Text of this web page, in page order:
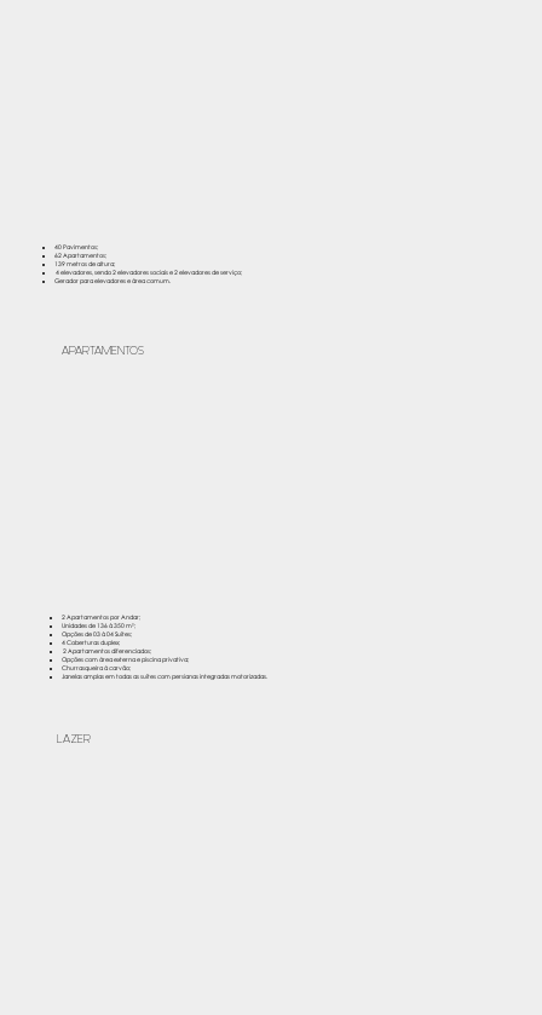
40 Pavimentos;
62 Apartamentos;​
139 metros de altura;
4 elevadores, sendo 2 elevadores sociais e 2 elevadores de serviço;
Gerador para elevadores e área comum.
APARTAMENTOS
2 Apartamentos por Andar;
Unidades de 136 à 350 m²;
Opções de 03 à 04 Suítes;
4 Coberturas duplex;
2 Apartamentos diferenciados;
Opções com área externa e piscina privativa;
Churrasqueira á carvão;
Janelas amplas em todas as suítes com persianas integradas motorizadas.
LAZER